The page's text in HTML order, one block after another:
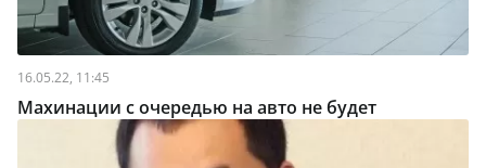
16.05.22, 11:45
Махинации с очередью на авто не будет